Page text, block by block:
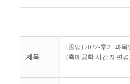
제목
[졸업] 2022-후기 과목
(촉매공학 시간 재변경